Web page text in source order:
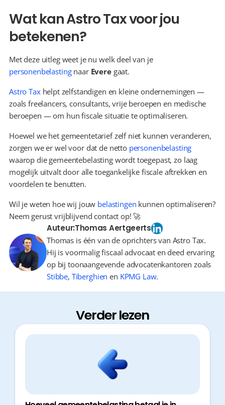
Wat kan Astro Tax voor jou
betekenen?
Met deze uitleg weet je nu welk deel van je
personenbelasting naar Evere gaat.
Astro Tax helpt zelfstandigen en kleine ondernemingen —
zoals freelancers, consultants, vrije beroepen en medische
beroepen — om hun fiscale situatie te optimaliseren.
Hoewel we het gemeentetarief zelf niet kunnen veranderen,
zorgen we er wel voor dat de netto personenbelasting
waarop die gemeentebelasting wordt toegepast, zo laag
mogelijk uitvalt door alle toegankelijke fiscale aftrekken en
voordelen te benutten.
Wil je weten hoe wij jouw belastingen kunnen optimaliseren?
Neem gerust vrijblijvend contact op! 🚀
Auteur:Thomas Aertgeerts
Thomas is één van de oprichters van Astro Tax.
Hij is voormalig fiscaal advocaat en deed ervaring
op bij toonaangevende advocatenkantoren zoals
Stibbe, Tiberghien en KPMG Law.
Verder lezen